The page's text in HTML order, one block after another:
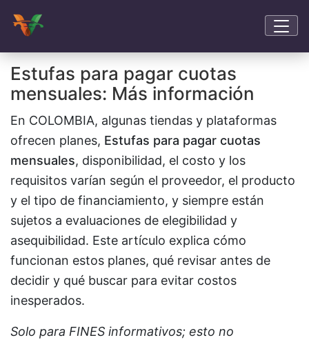
Estufas para pagar cuotas
mensuales: Más información
En COLOMBIA, algunas tiendas y plataformas
ofrecen planes, Estufas para pagar cuotas
mensuales, disponibilidad, el costo y los
requisitos varían según el proveedor, el producto
y el tipo de financiamiento, y siempre están
sujetos a evaluaciones de elegibilidad y
asequibilidad. Este artículo explica cómo
funcionan estos planes, qué revisar antes de
decidir y qué buscar para evitar costos
inesperados.
Solo para FINES informativos; esto no